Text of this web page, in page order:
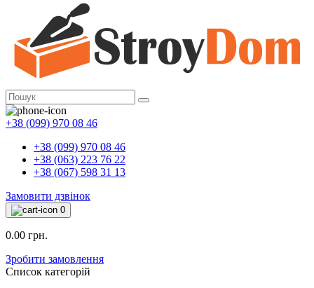
+38 (099) 970 08 46
+38 (099) 970 08 46
+38 (063) 223 76 22
+38 (067) 598 31 13
Замовити дзвінок
0
0.00 грн.
Зробити замовлення
Список категорій